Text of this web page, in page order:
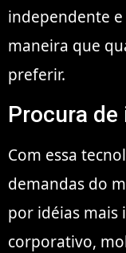
independente
maneira que
preferir.
Procura
Com essa
demandas do
por idéias mais
corporativo,